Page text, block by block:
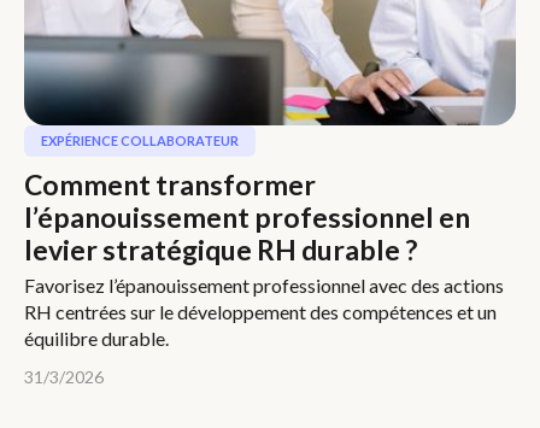
EXPÉRIENCE COLLABORATEUR
Comment transformer
l’épanouissement professionnel en
levier stratégique RH durable ?
Favorisez l’épanouissement professionnel avec des actions
RH centrées sur le développement des compétences et un
équilibre durable.
31/3/2026